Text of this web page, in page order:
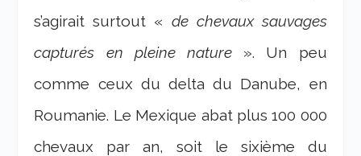
s’agirait surtout « de chevaux sauvages
capturés en pleine nature ». Un peu
comme ceux du delta du Danube, en
Roumanie. Le Mexique abat plus 100 000
chevaux par an, soit le sixième du